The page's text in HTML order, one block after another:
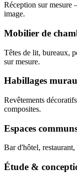
Réception sur
image.
Mobilier de
Têtes de lit, bureaux,
sur mesure.
Habillages
Revêtements
composites.
Espaces
Bar d'hôtel, restaurant,
Étude &